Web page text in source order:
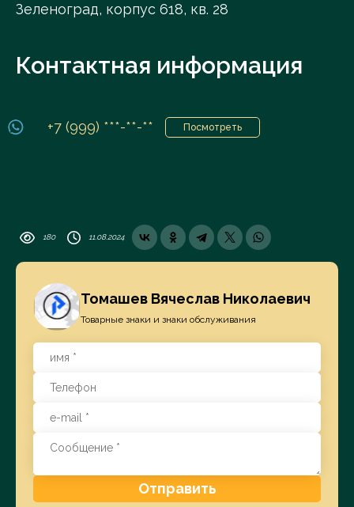
Зеленоград, корпус 618, кв. 28
Контактная информация
+7 (999) ***-**-** Посмотреть
180 11.08.2024
Томашев Вячеслав Николаевич
Товарные знаки и знаки обслуживания
Отправить